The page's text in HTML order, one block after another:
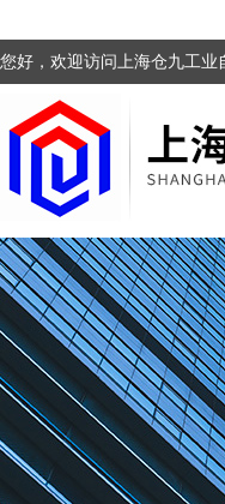
您好，欢迎访问上海仓九工业